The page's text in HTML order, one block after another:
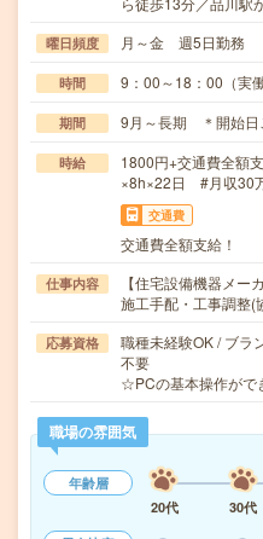
曜日頻度 月～金 週5日勤務
時間 9：00～18：00（実
期間 9月～長期 ＊開始日
時給
1800円+交通費全額
×8h×22日 #月収30
交通費
交通費全額支給！
仕事内容
【住宅設備機器メー
施工手配・工事調整
応募資格
職種未経験OK / ブラ
不要
☆PCの基本操作がで
職場の雰囲気
年齢層
20代
30代